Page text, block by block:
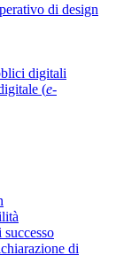
di design
digitali
(e-
di